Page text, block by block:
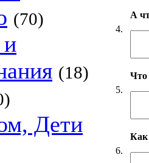
(70)
(18)
Дети
4.
А
5.
Что
6.
Как